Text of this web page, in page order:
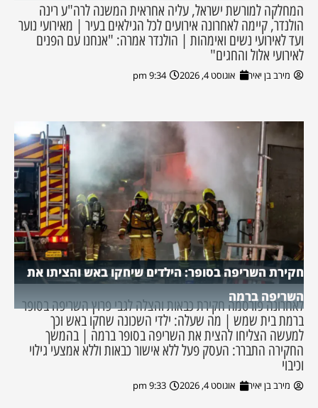
המחלקה למורשת ישראל, עליה אחראית המשנה לרה"ע רינה
הולנדר, קיימה לאחרונה אירועים לכל הגילאים בעיר | מאירועי נוער
ועד לאירועי נשים ואימהות | הולנדר אמרה: "אנחנו עם הפנים
לאירועי אלול והחגים"
מירב בן יאיר אוגוסט 4, 2026 9:34 pm
חקירת השריפה בסופר: הילדים שיחקו באש והציתו את
השריפה ברמה
לאחרונה פורסמה חקירת כבאות והצלה לגבי פרוץ השריפה בסופר
ברמת בית שמש | מה שעלה: ילדי השכונה שחקו באש וכך
למעשה הצליחו להצית את השריפה בסופר ברמה | בהמשך
החקירה התברר: העסק פעל ללא אישור כבאות וללא אמצעי גילוי
וכיבוי
מירב בן יאיר אוגוסט 4, 2026 9:33 pm